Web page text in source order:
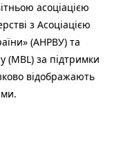
асоціацією
з Асоціацією
(АНРВУ) та
(MBL) за підтримки
відображають